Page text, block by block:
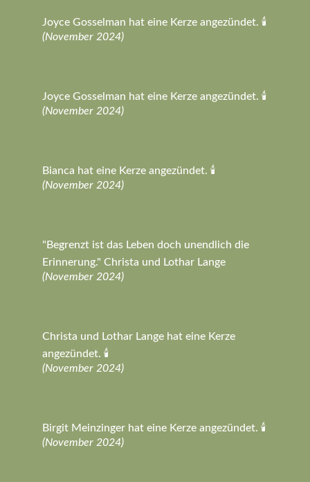
Joyce Gosselman hat eine Kerze angezündet. 🕯️
(November 2024)
Joyce Gosselman hat eine Kerze angezündet. 🕯️
(November 2024)
Bianca hat eine Kerze angezündet. 🕯️
(November 2024)
"Begrenzt ist das Leben doch unendlich die
Erinnerung." Christa und Lothar Lange
(November 2024)
Christa und Lothar Lange hat eine Kerze
angezündet. 🕯️
(November 2024)
Birgit Meinzinger hat eine Kerze angezündet. 🕯️
(November 2024)